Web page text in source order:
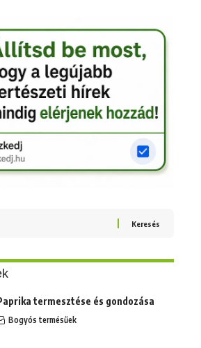
termesztése és gondozása
Bogyós termésűek